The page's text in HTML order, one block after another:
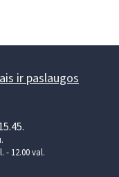
ir paslaugos
- 12.00 val.